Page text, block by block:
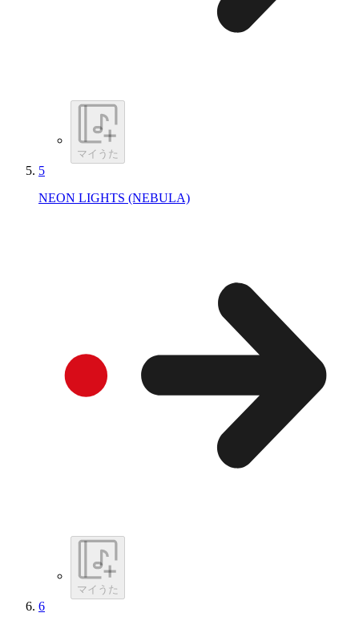
マイうた
5
NEON LIGHTS (NEBULA)
マイうた
6